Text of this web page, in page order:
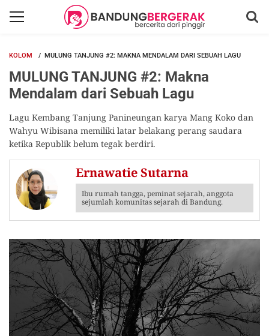
KOLOM MULUNG TANJUNG #2: MAKNA MENDALAM DARI SEBUAH LAGU
MULUNG TANJUNG #2: Makna
Mendalam dari Sebuah Lagu
Lagu Kembang Tanjung Panineungan karya Mang Koko dan
Wahyu Wibisana memiliki latar belakang perang saudara
ketika Republik belum tegak berdiri.
Ernawatie Sutarna
Ibu rumah tangga, peminat sejarah, anggota
sejumlah komunitas sejarah di Bandung.